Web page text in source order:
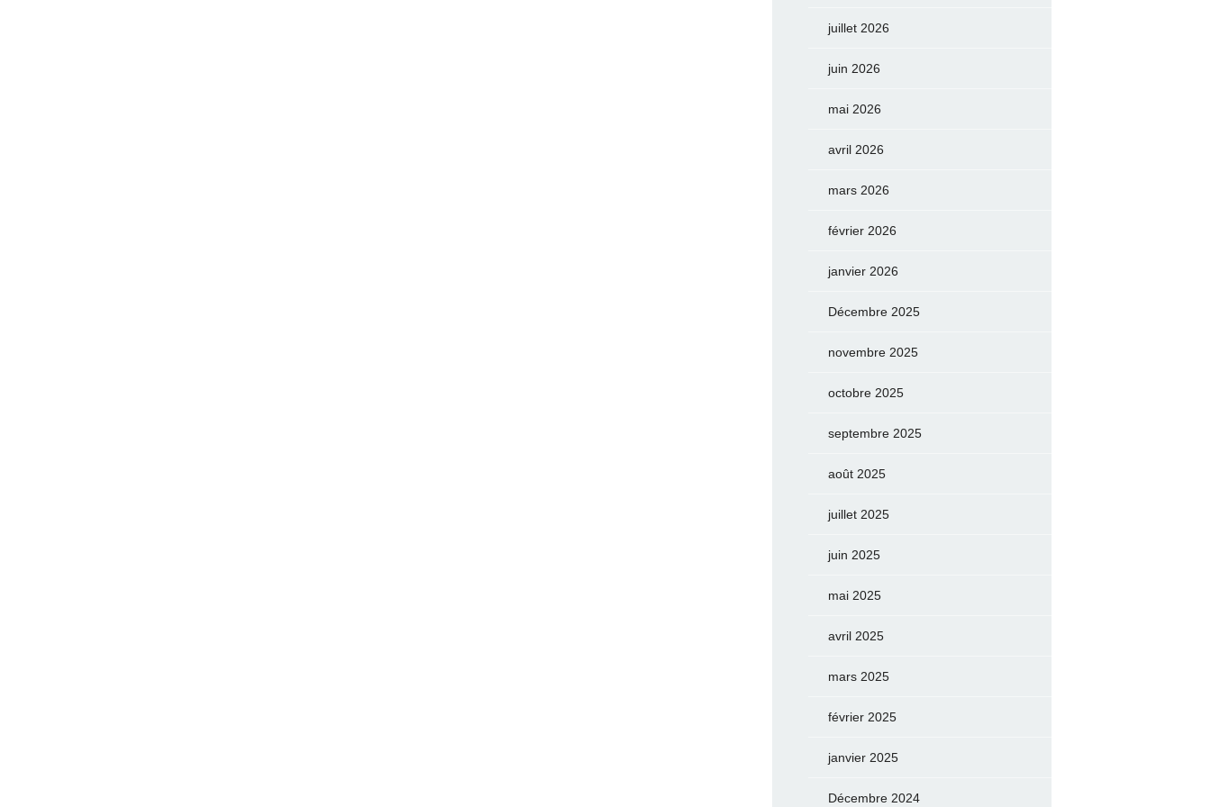
juillet 2026
juin 2026
mai 2026
avril 2026
mars 2026
février 2026
janvier 2026
Décembre 2025
novembre 2025
octobre 2025
septembre 2025
août 2025
juillet 2025
juin 2025
mai 2025
avril 2025
mars 2025
février 2025
janvier 2025
Décembre 2024